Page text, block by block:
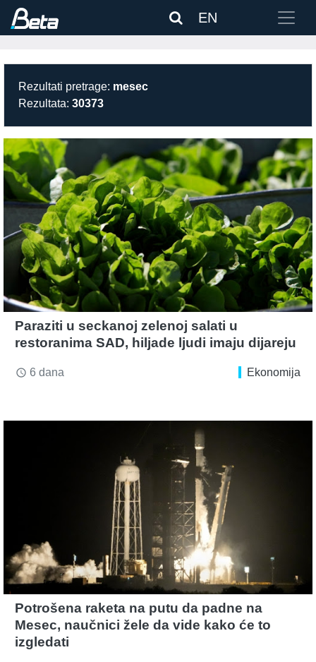
EN
Rezultati pretrage: mesec
Rezultata: 30373
Paraziti u seckanoj zelenoj salati u
restoranima SAD, hiljade ljudi imaju dijareju
access_time 6 dana Ekonomija
Potrošena raketa na putu da padne na
Mesec, naučnici žele da vide kako će to
izgledati